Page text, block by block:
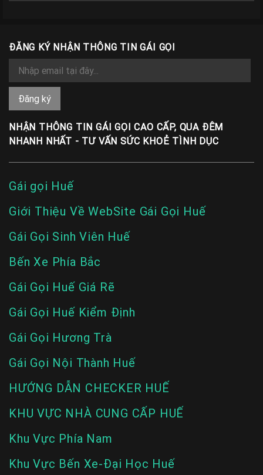
ĐĂNG KÝ NHẬN THÔNG TIN GÁI GỌI
NHẬN THÔNG TIN GÁI GỌI CAO CẤP, QUA ĐÊM
NHANH NHẤT - TƯ VẤN SỨC KHOẺ TÌNH DỤC
Gái gọi Huế
Giới Thiệu Về WebSite Gái Gọi Huế
Gái Gọi Sinh Viên Huế
Bến Xe Phía Bắc
Gái Gọi Huế Giá Rẽ
Gái Gọi Huế Kiểm Định
Gái Gọi Hương Trà
Gái Gọi Nội Thành Huế
HƯỚNG DẪN CHECKER HUẾ
KHU VỰC NHÀ CUNG CẤP HUẾ
Khu Vực Phía Nam
Khu Vực Bến Xe-Đại Học Huế